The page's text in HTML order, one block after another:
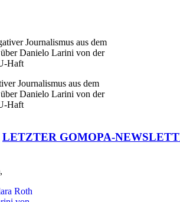
Journalismus aus dem
Danielo Larini von der
Haft
LETZTER GOMOPA-